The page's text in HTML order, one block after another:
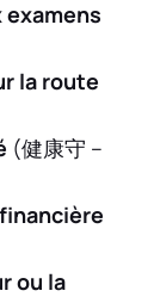
examens
la route
(健康守 –
ou la